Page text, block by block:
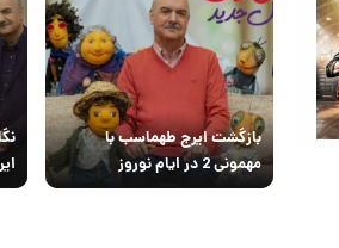
بازگشت ایرج طهماسب با
مهمونی 2 در ایام نوروز